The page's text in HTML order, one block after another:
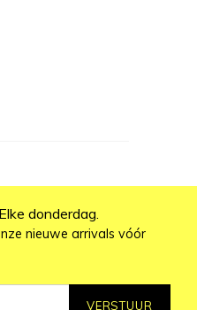
donderdag.
nieuwe arrivals vóór
VERSTUUR